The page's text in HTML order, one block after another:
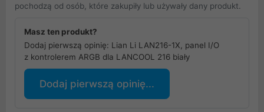
pochodzą od osób, które zakupiły lub używały dany produkt.
Masz ten produkt?
Dodaj pierwszą opinię: Lian Li LAN216-1X, panel I/O
z kontrolerem ARGB dla LANCOOL 216 biały
Dodaj pierwszą opinię...